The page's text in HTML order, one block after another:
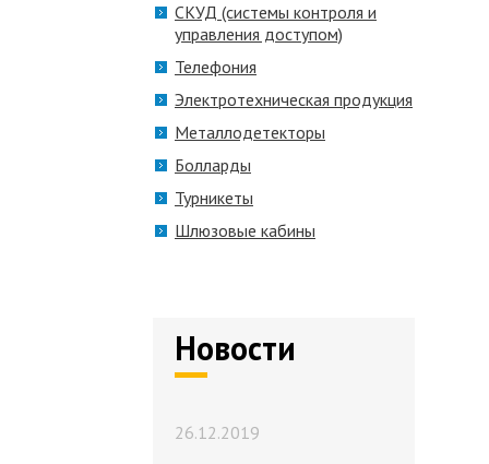
СКУД (системы контроля и
управления доступом)
Телефония
Электротехническая продукция
Металлодетекторы
Болларды
Турникеты
Шлюзовые кабины
Новости
26.12.2019